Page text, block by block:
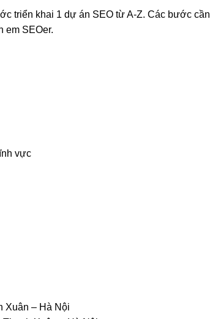
triển khai 1 dự án SEO từ A-Z. Các bước cần
em SEOer.
vực
Xuân – Hà Nội